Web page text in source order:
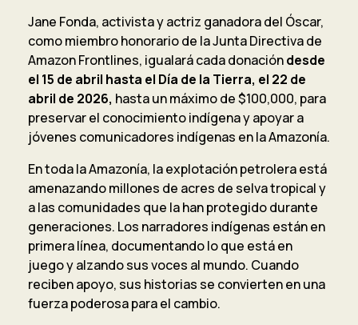
Jane Fonda, activista y actriz ganadora del Óscar,
como miembro honorario de la Junta Directiva de
Amazon Frontlines, igualará cada donacióndesde
el 15 de abril hasta el Día de la Tierra, el 22 de
abril de 2026, hasta un máximo de $100,000, para
preservar el conocimiento indígena y apoyar a
jóvenes comunicadores indígenas en la Amazonía.
En toda la Amazonía, la explotación petrolera está
amenazando millones de acres de selva tropical y
a las comunidades que la han protegido durante
generaciones. Los narradores indígenas están en
primera línea, documentando lo que está en
juego y alzando sus voces al mundo. Cuando
reciben apoyo, sus historias se convierten en una
fuerza poderosa para el cambio.